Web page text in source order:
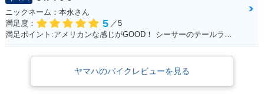
ニックネーム：本永さん
満足度：
5 ／5
ヤマハのバイクレビューを見る